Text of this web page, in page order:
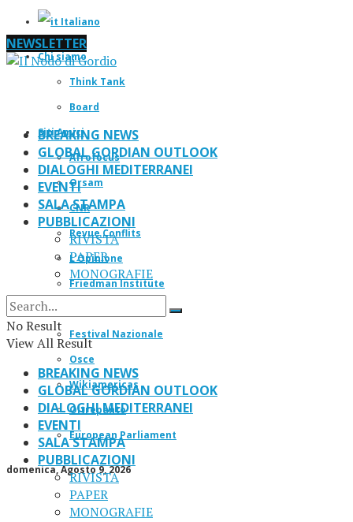
Italiano
Chi siamo
Think Tank
Board
Siti Amici
Afrofocus
Orsam
CNR
Revue Conflits
L’Opinione
Friedman Institute
Festival Nazionale
Osce
Wikiamericas
Oltrepanto
European Parliament
domenica, Agosto 9, 2026
NEWSLETTER
BREAKING NEWS
GLOBAL GORDIAN OUTLOOK
DIALOGHI MEDITERRANEI
EVENTI
SALA STAMPA
PUBBLICAZIONI
RIVISTA
PAPER
MONOGRAFIE
No Result
View All Result
BREAKING NEWS
GLOBAL GORDIAN OUTLOOK
DIALOGHI MEDITERRANEI
EVENTI
SALA STAMPA
PUBBLICAZIONI
RIVISTA
PAPER
MONOGRAFIE